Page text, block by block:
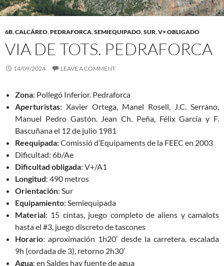
6B,CALCÁREO,PEDRAFORCA,SEMIEQUIPADO,SUR,V+ OBLIGADO
VIA DE TOTS. PEDRAFORCA
14/09/2024 LEAVE A COMMENT
Zona: Pollegó Inferior. Pedraforca
Aperturistas: Xavier Ortega, Manel Rosell, J.C. Serrano,
Manuel Pedro Gastón. Jean Ch. Peña, Félix García y F.
Bascuñana el 12 de julio 1981
Reequipada:Comissió d’Equipaments de la FEEC en 2003
Dificultad: 6b/Ae
Dificultad obligada: V+/A1
Longitud: 490 metros
Orientación: Sur
Equipamiento: Semiequipada
Material: 15 cintas, juego completo de aliens y camalots
hasta el #3, juego discreto de tascones
Horario: aproximación 1h20’ desde la carretera, escalada
9h (cordada de 3), retorno 2h30’
Agua: en Saldes hay fuente de agua